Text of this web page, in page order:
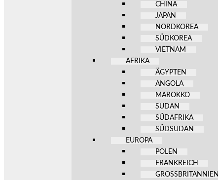
CHINA
JAPAN
NORDKOREA
SÜDKOREA
VIETNAM
AFRIKA
ÄGYPTEN
ANGOLA
MAROKKO
SUDAN
SÜDAFRIKA
SÜDSUDAN
EUROPA
POLEN
FRANKREICH
GROSSBRITANNIEN